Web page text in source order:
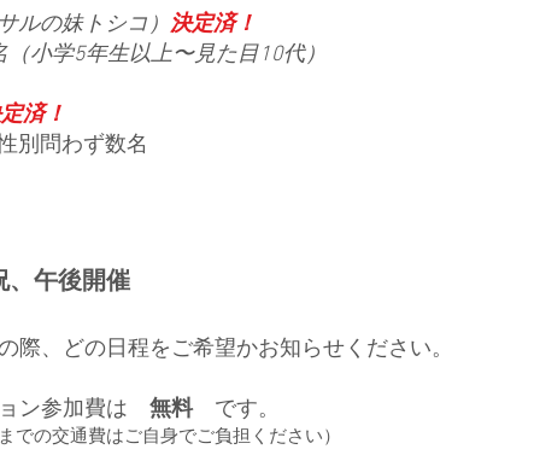
ルの妹トシコ） 決定済！
学5年生以上〜見た目10代）
済！
問わず数名
、午後開催
際、どの日程をご希望かお知らせください。
ン参加費は 無料です。
での交通費はご自身でご負担ください）